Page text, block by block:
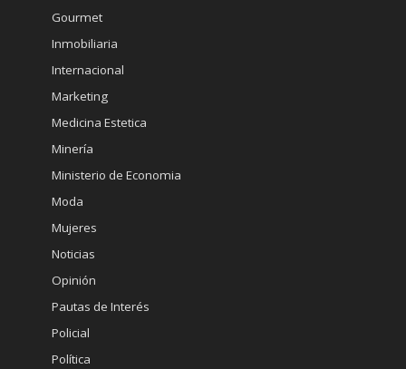
Gourmet
Inmobiliaria
Internacional
Marketing
Medicina Estetica
Minería
Ministerio de Economia
Moda
Mujeres
Noticias
Opinión
Pautas de Interés
Policial
Política